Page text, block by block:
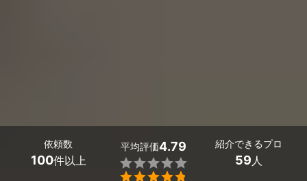
依頼数
100件以上
平均評価4.79


紹介できるプロ
59人